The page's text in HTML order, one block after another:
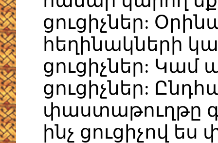
ցուցիչներ:
հեղինակների
ցուցիչներ:
ցուցիչներ:
փաստաթուղթը
ինչ ցուցիչով ես